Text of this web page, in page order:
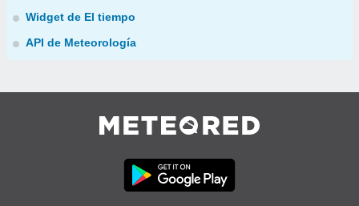
Widget de El tiempo
API de Meteorología